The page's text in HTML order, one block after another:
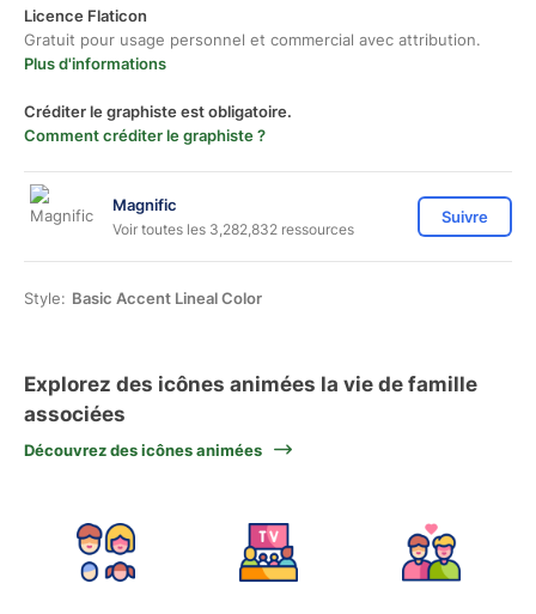
Licence Flaticon
Gratuit pour usage personnel et commercial avec attribution.
Plus d'informations
Créditer le graphiste est obligatoire.
Comment créditer le graphiste ?
Magnific
Voir toutes les 3,282,832 ressources
Suivre
Style: Basic Accent Lineal Color
Explorez des icônes animées la vie de famille
associées
Découvrez des icônes animées